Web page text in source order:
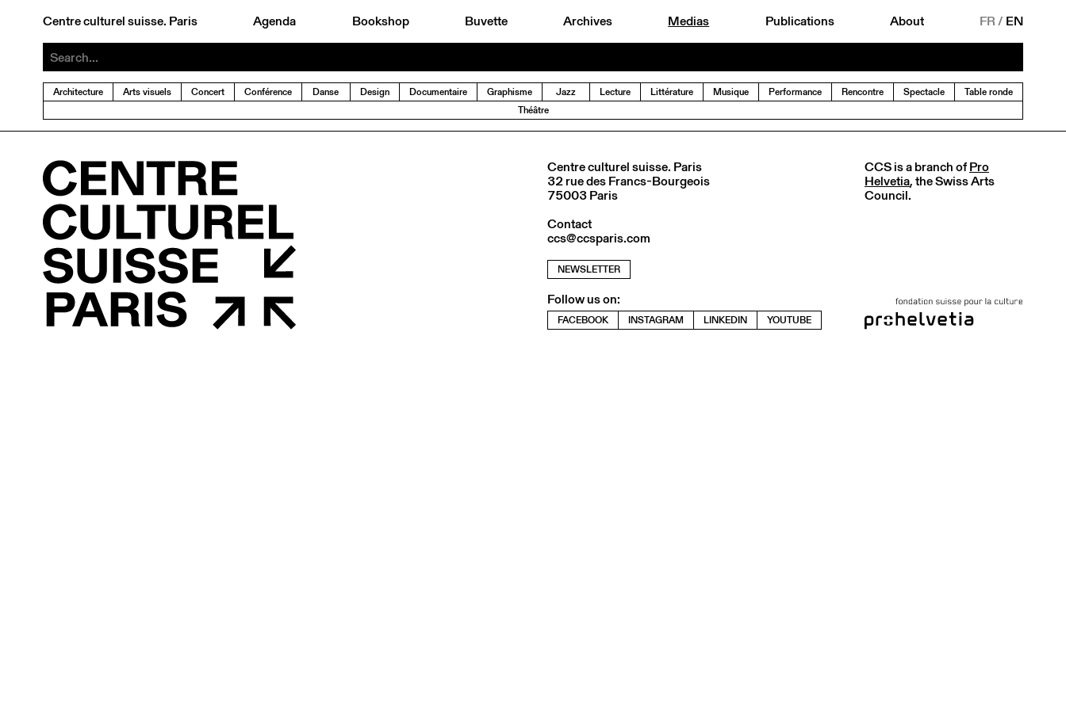
Centre culturel suisse. Paris Agenda Bookshop Buvette Archives Medias Publications About FR/ EN
Architecture Arts visuels Concert Conférence Danse Design Documentaire Graphisme Jazz Lecture Littérature Musique Performance Rencontre Spectacle
Table ronde
Théâtre
Centre culturel suisse. Paris
32 rue des Francs-Bourgeois
75003 Paris
Contact
ccs@ccsparis.com
NEWSLETTER
Follow us on:
FACEBOOK INSTAGRAM LINKEDIN YOUTUBE
CCS is a branch ofPro
Helvetia, the Swiss Arts
Council.